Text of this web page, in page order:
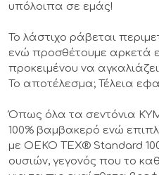
υπόλοιπα σε εμάς!
Το λάστιχο ράβεται
ενώ προσθέτουμε αρκετά
προκειμένου να
Το αποτέλεσμα; Τέλεια
Όπως όλα τα σεντόνια
100% βαμβακερό ενώ
με OEKO TEX® Standard
ουσιών, γεγονός που το